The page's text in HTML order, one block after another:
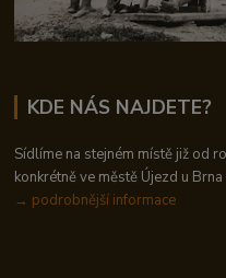
KDE NÁS NAJDETE?
Sídlíme na stejném místě již od
konkrétně ve městě Újezd u Brna
→ podrobnější informace